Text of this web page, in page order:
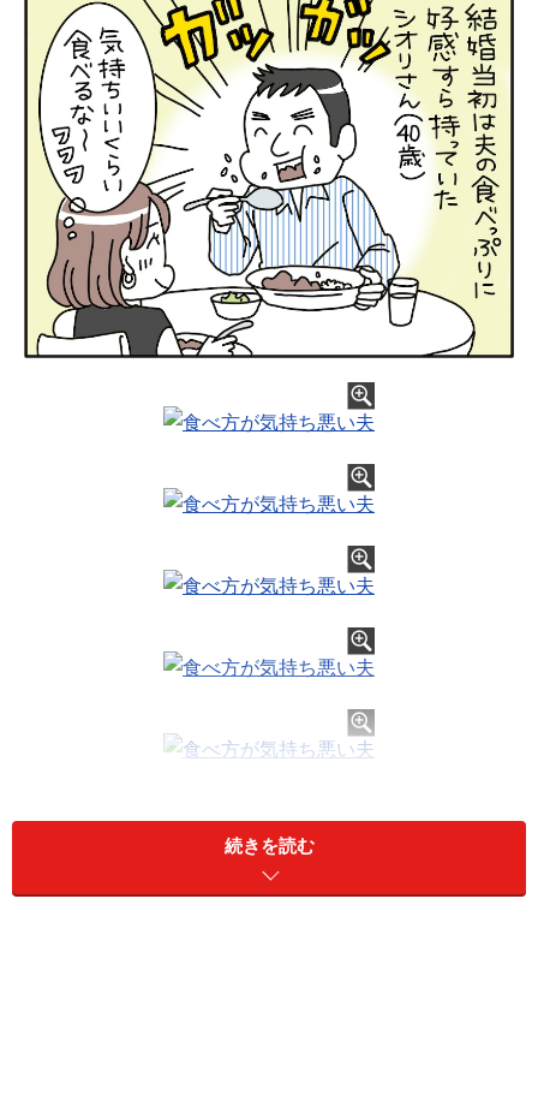
マンガ：カツヤマケイコ（@keicomix
※記事内容は執筆時点のものです。最新の内容をご確認くださ
続きを読む